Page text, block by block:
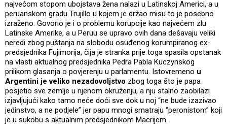
najvećom stopom ubojstava žena nalazi u Latinskoj Americi, a u
peruanskom gradu Trujillo u kojem je držao misu to je posebno
izraženo. Govorio je i o problemu korupcije kao najvećem zlu
Latinske Amerike, a u Peruu se upravo ovih dana dešavaju veliki
neredi zbog puštanja na slobodu osuđenog korumpiranog ex-
predsjednika Fujimorija, čija je stranka prije toga spasila opstanak
na vlasti aktualnog predsjednika Pedra Pabla Kuczynskog
prilikom glasanja o povjerenju u parlamentu. Istovremeno u
Argentini je veliko nezadovoljstvo zbog toga što je papa
posjetio sve zemlje u njenom okruženju, a nju stalno zaobilazi
izjavljujući kako tamo neće doći sve dok u noj “ne bude izazivao
jedinstvo, a ne podjele” jer papu mnogi smatraju “peronistom” koji
je u sukobu s aktualnim predsjednikom Macrijem.